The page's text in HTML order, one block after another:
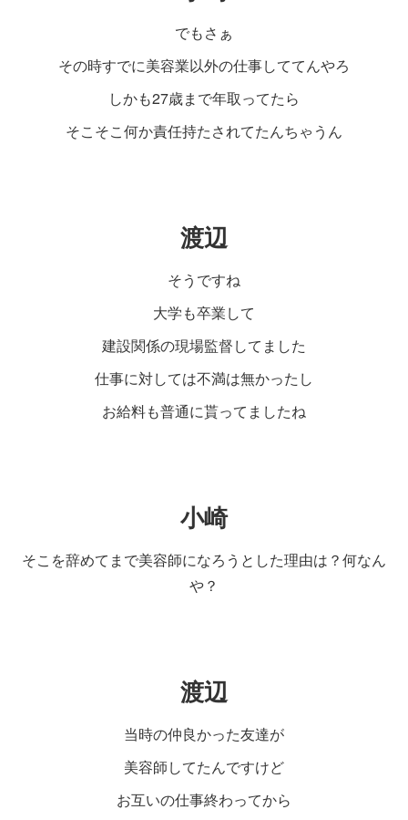
でもさぁ
その時すでに美容業以外の仕事しててんやろ
しかも27歳まで年取ってたら
そこそこ何か責任持たされてたんちゃうん
渡辺
そうですね
大学も卒業して
建設関係の現場監督してました
仕事に対しては不満は無かったし
お給料も普通に貰ってましたね
小崎
そこを辞めてまで美容師になろうとした理由は？何なん
や？
渡辺
当時の仲良かった友達が
美容師してたんですけど
お互いの仕事終わってから